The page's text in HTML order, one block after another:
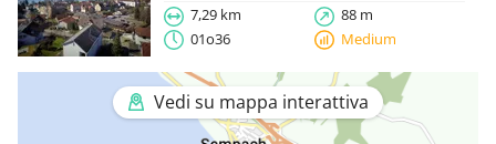
7,29 km
88 m
01o36
Medium
Vedi su mappa interattiva